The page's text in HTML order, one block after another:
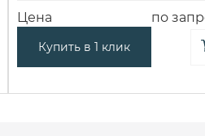
Цена по
Купить в 1 клик